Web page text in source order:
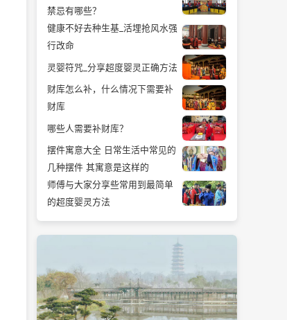
禁忌有哪些？
健康不好去种生基_活埋抢风水强
行改命
灵婴符咒_分享超度婴灵正确方法
财库怎么补，什么情况下需要补
财库
哪些人需要补财库？
摆件寓意大全 日常生活中常见的
几种摆件 其寓意是这样的
师傅与大家分享些常用到最简单
的超度婴灵方法